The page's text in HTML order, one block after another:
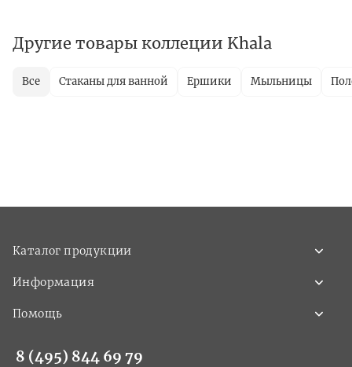
Другие товары коллеции Khala
Все Стаканы для ванной Ершики Мыльницы
Каталог продукции
Информация
Помощь
8 (495) 844 69 79